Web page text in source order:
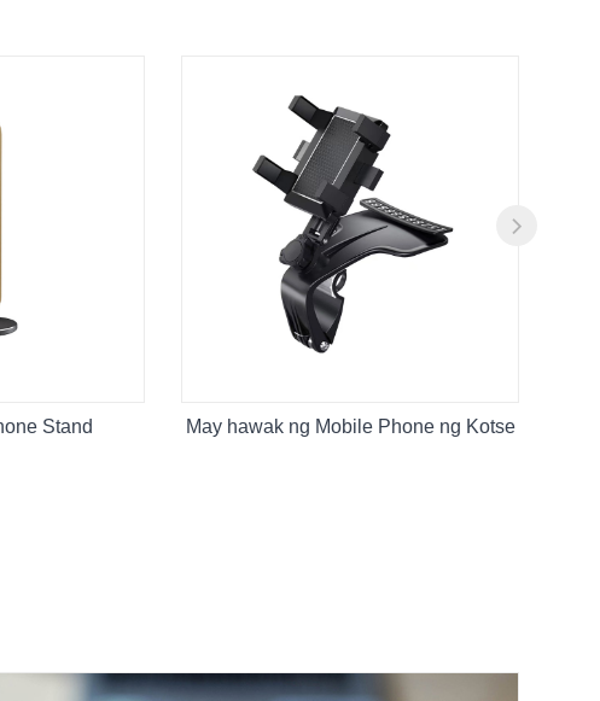
Stand May hawak ng Mobile Phone ng Kotse